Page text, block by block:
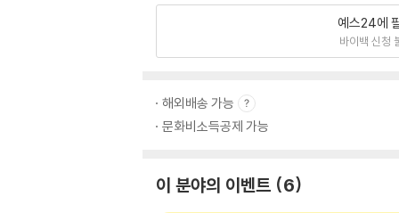
예스24에
바이백 신청
해외배송 가능
문화비소득공제 가능
이 분야의 이벤트 6